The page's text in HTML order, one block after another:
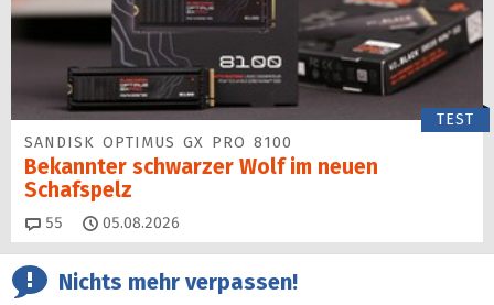
TEST
SANDISK OPTIMUS GX PRO 8100
Bekannter schwarzer Wolf im neuen
Schafspelz
55 Kommentare
05.08.2026
Nichts mehr verpassen!